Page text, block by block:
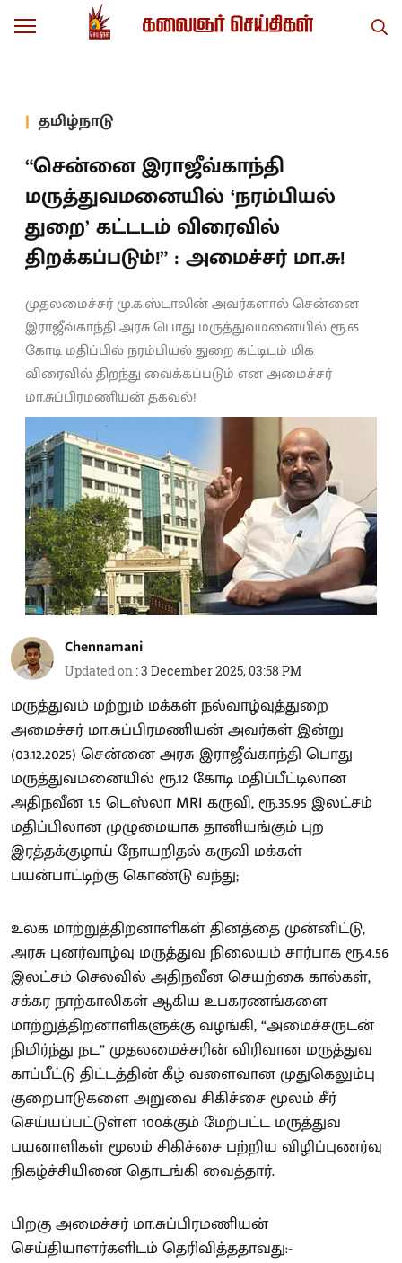
தமிழ்நாடு
“சென்னை இராஜீவ்காந்தி
மருத்துவமனையில் ‘நரம்பியல்
துறை’ கட்டடம் விரைவில்
திறக்கப்படும்!” : அமைச்சர் மா.சு!
முதலமைச்சர் மு.க.ஸ்டாலின் அவர்களால் சென்னை
இராஜீவ்காந்தி அரசு பொது மருத்துவமனையில் ரூ.65
கோடி மதிப்பில் நரம்பியல் துறை கட்டிடம் மிக
விரைவில் திறந்து வைக்கப்படும் என அமைச்சர்
மா.சுப்பிரமணியன் தகவல்!
Chennamani
Updated on :3 December 2025, 03:58 PM
மருத்துவம் மற்றும் மக்கள் நல்வாழ்வுத்துறை
அமைச்சர் மா.சுப்பிரமணியன் அவர்கள் இன்று
(03.12.2025) சென்னை அரசு இராஜீவ்காந்தி பொது
மருத்துவமனையில் ரூ.12 கோடி மதிப்பீட்டிலான
அதிநவீன 1.5 டெஸ்லா MRI கருவி, ரூ.35.95 இலட்சம்
மதிப்பிலான முழுமையாக தானியங்கும் புற
இரத்தக்குழாய் நோயறிதல் கருவி மக்கள்
பயன்பாட்டிற்கு கொண்டு வந்து;
உலக மாற்றுத்திறனாளிகள் தினத்தை முன்னிட்டு,
அரசு புனர்வாழ்வு மருத்துவ நிலையம் சார்பாக ரூ.4.56
இலட்சம் செலவில் அதிநவீன செயற்கை கால்கள்,
சக்கர நாற்காலிகள் ஆகிய உபகரணங்களை
மாற்றுத்திறனாளிகளுக்கு வழங்கி, “அமைச்சருடன்
நிமிர்ந்து நட” முதலமைச்சரின் விரிவான மருத்துவ
காப்பீட்டு திட்டத்தின் கீழ் வளைவான முதுகெலும்பு
குறைபாடுகளை அறுவை சிகிச்சை மூலம் சீர்
செய்யப்பட்டுள்ள 100க்கும் மேற்பட்ட மருத்துவ
பயனாளிகள் மூலம் சிகிச்சை பற்றிய விழிப்புணர்வு
நிகழ்ச்சியினை தொடங்கி வைத்தார்.
பிறகு அமைச்சர் மா.சுப்பிரமணியன்
செய்தியாளர்களிடம் தெரிவித்ததாவது:-